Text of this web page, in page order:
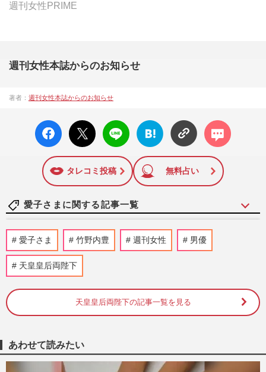
週刊女性PRIME
週刊女性本誌からのお知らせ
著者： 週刊女性本誌からのお知らせ
facebo
ok い
X ポス
ト
LINE
はてな
ブック
に追加
コメン
ト
タレコミ投稿 無料占い
愛子さまに関する記事一覧
《佳子さまの歩み》皇室典範改正案の成立
に天皇陛下、愛子さまらの考えは？疑問が
渦巻く中、秋篠宮さまに期…
《愛子さまの未来は》皇室典範改正に「拙
速」「女性差別」と国内外から異論…残さ
週刊女性2026年8月11日号
愛子さま 竹野内豊 週刊女性 男優
天皇皇后両陛下
天皇皇后両陛下の記事一覧を見る
あわせて読みたい